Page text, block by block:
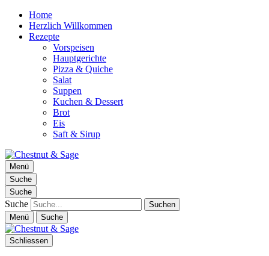
Home
Herzlich Willkommen
Rezepte
Vorspeisen
Hauptgerichte
Pizza & Quiche
Salat
Suppen
Kuchen & Dessert
Brot
Eis
Saft & Sirup
Chestnut & Sage
Foodblog | essen. trinken. genießen.
Menü
Suche
Suche
Suche
Menü Suche
Schliessen